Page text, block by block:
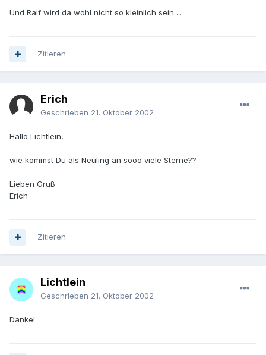
Und Ralf wird da wohl nicht so kleinlich sein ...
Zitieren
Erich
Geschrieben 21. Oktober 2002
Hallo Lichtlein,
wie kommst Du als Neuling an sooo viele Sterne??
Lieben Gruß
Erich
Zitieren
Lichtlein
Geschrieben 21. Oktober 2002
Danke!